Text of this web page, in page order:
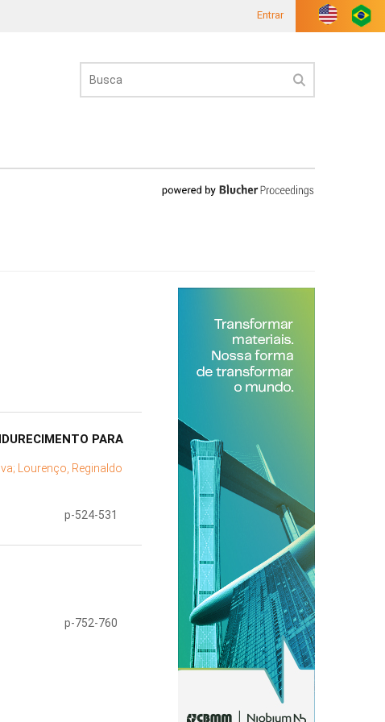
Entrar
PARA
Lourenço, Reginaldo
p-524-531
p-752-760